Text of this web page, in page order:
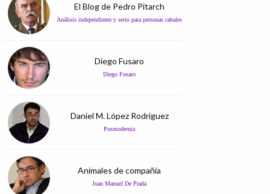
El Blog de Pedro Pitarch
Análisis independiente y serio para personas cabales
Diego Fusaro
Diego Fusaro
Daniel M. López Rodríguez
Posmodernia
Animales de compañía
Juan Manuel De Prada